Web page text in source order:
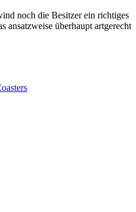
noch die Besitzer ein richtiges
ansatzweise überhaupt artgerecht